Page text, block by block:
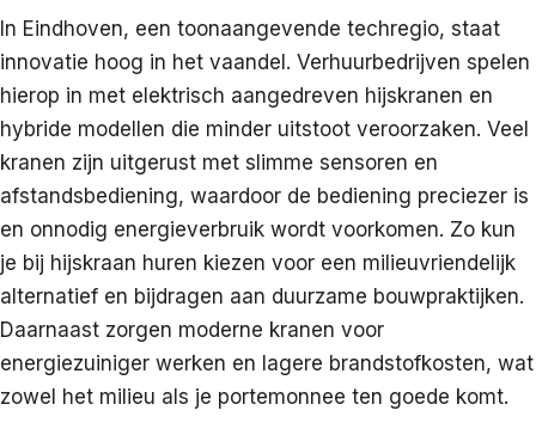
In Eindhoven, een toonaangevende techregio, staat
innovatie hoog in het vaandel. Verhuurbedrijven spelen
hierop in met elektrisch aangedreven hijskranen en
hybride modellen die minder uitstoot veroorzaken. Veel
kranen zijn uitgerust met slimme sensoren en
afstandsbediening, waardoor de bediening preciezer is
en onnodig energieverbruik wordt voorkomen. Zo kun
je bij hijskraan huren kiezen voor een milieuvriendelijk
alternatief en bijdragen aan duurzame bouwpraktijken.
Daarnaast zorgen moderne kranen voor
energiezuiniger werken en lagere brandstofkosten, wat
zowel het milieu als je portemonnee ten goede komt.